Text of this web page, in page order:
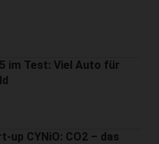
im Test: Viel Auto für
up CYNiO: CO2 – das